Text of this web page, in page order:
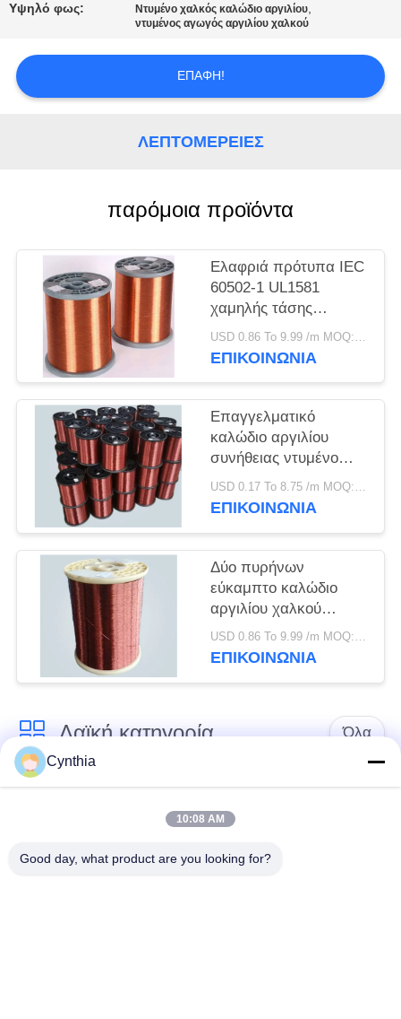
ΕΠΑΦΉ
ΜΕ
ΕΙΔΉΣΕΙΣ
ΠΟΛΙΤΙΚΉ
ΑΠΟΡΡΉΤΟΥ
Υψηλό φως: Ντυμένο χαλκός καλώδιο αργιλίου,
ντυμένος αγωγός αργιλίου χαλκού
ΕΠΑΦΉ!
ΛΕΠΤΟΜΈΡΕΙΕΣ
παρόμοια προϊόντα
Ελαφριά πρότυπα IEC
60502-1 UL1581
χαμηλής τάσης
καλωδίων αργιλίου
χαλκού ντυμένα
USD 0.86 To 9.99 /m MOQ:500m
ΕΠΙΚΟΙΝΩΝΙΑ
Επαγγελματικό
καλώδιο αργιλίου
συνήθειας ντυμένο
χαλκός, καλυμμένο
χαλκός καλώδιο
USD 0.17 To 8.75 /m MOQ:500m
ΕΠΙΚΟΙΝΩΝΙΑ
Δύο πυρήνων
εύκαμπτο καλώδιο
αργιλίου χαλκού
ντυμένο για το
ηλεκτρικό σύστημα
USD 0.86 To 9.99 /m MOQ:500m
ΕΠΙΚΟΙΝΩΝΙΑ
Λαϊκή κατηγορία Όλα
Xlpe με μόνωση
Μόνωση από PVC
καλωδίου
μεταλλικά μονωμένα
θωρακισμένο
Cynthia
10:08 AM
Good day, what product are you looking for?